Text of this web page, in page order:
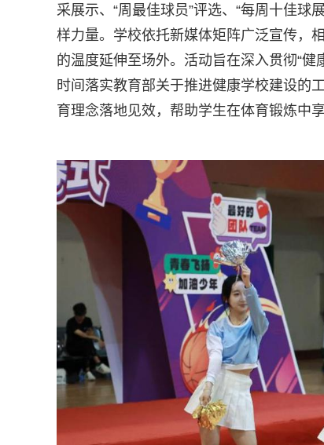
采展示、“周最佳球员”评选、“每周十佳球
样力量。学校依托新媒体矩阵广泛宣传，
的温度延伸至场外。活动旨在深入贯彻“健
时间落实教育部关于推进健康学校建设的
育理念落地见效，帮助学生在体育锻炼中